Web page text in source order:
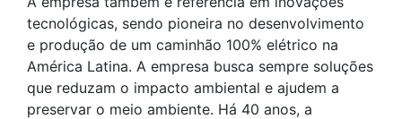
tecnológicas, sendo pioneira no desenvolvimento
e produção de um caminhão 100% elétrico na
América Latina. A empresa busca sempre soluções
que reduzam o impacto ambiental e ajudem a
preservar o meio ambiente. Há 40 anos, a